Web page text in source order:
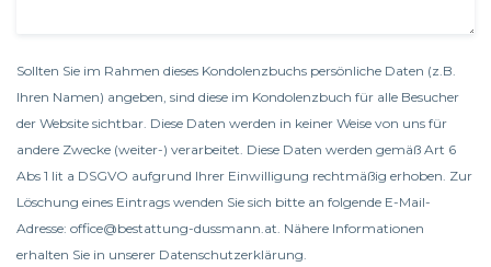
Sollten Sie im Rahmen dieses Kondolenzbuchs persönliche Daten (z.B.
Ihren Namen) angeben, sind diese im Kondolenzbuch für alle Besucher
der Website sichtbar. Diese Daten werden in keiner Weise von uns für
andere Zwecke (weiter-) verarbeitet. Diese Daten werden gemäß Art 6
Abs 1 lit a DSGVO aufgrund Ihrer Einwilligung rechtmäßig erhoben. Zur
Löschung eines Eintrags wenden Sie sich bitte an folgende E-Mail-
Adresse: office@bestattung-dussmann.at. Nähere Informationen
erhalten Sie in unserer Datenschutzerklärung